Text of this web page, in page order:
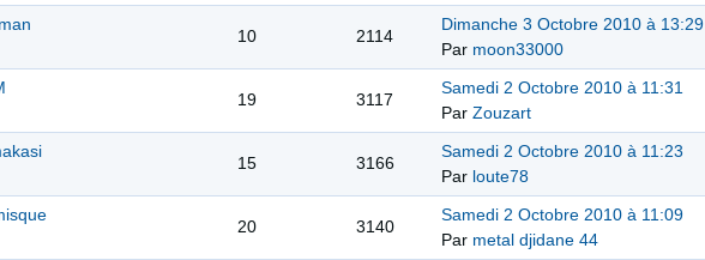
10 2114
Dimanche 3 Octobre 2010 à 13:29
Par moon33000
19 3117
Samedi 2 Octobre 2010 à 11:31
Par Zouzart
15 3166
Samedi 2 Octobre 2010 à 11:23
Par loute78
20 3140
Samedi 2 Octobre 2010 à 11:09
Par metal djidane 44